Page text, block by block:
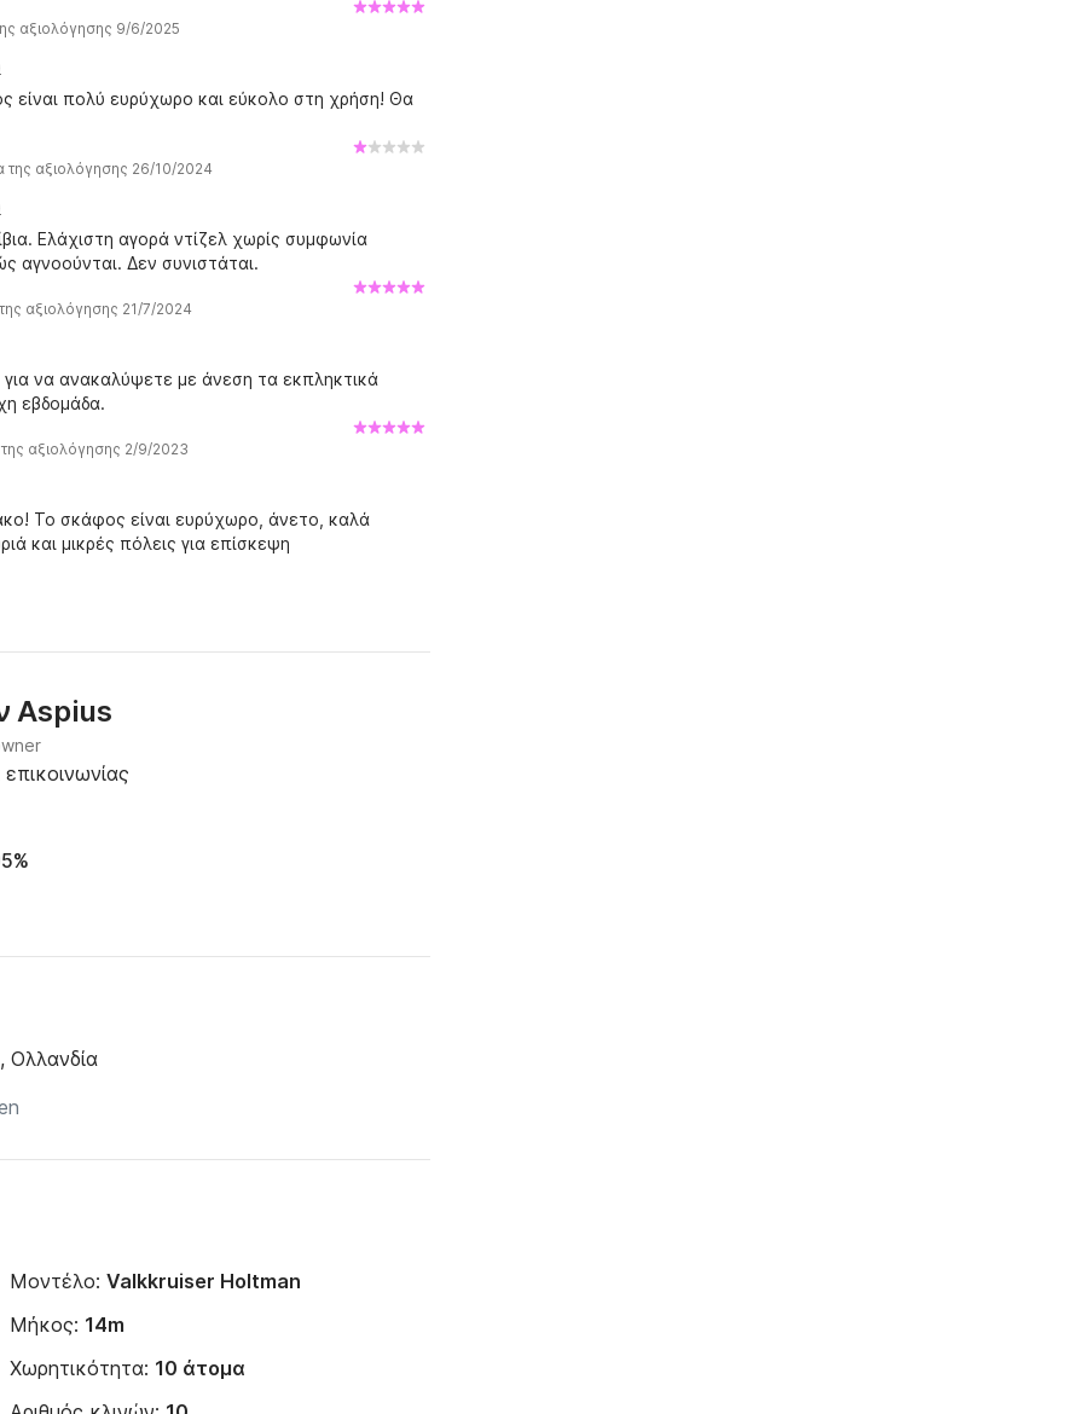
χαλασμένο και επειδή δεν υπάρχει Bluetooth ή
μουσική αν τη θέλετε. - Το ντίζελ προστίθεται
καυσίμου για μια εβδομάδα που κάλυψε
330€ (θαλάσσιο ντίζελ με πρόσθετα!). Αυτό
για ειδική τιμή ντίζελ και οι τιμές των
ό,τι στη Γερμανία. Συνολικά, καταφέραμε να
ξανά το σκάφος. Το σκάφος ήταν πολύ εύκολο
ήταν πολύ φιλικός και απλός, ειδικά
υπομονή με την γραπτή επικοινωνία εκ των
:)
αξιολόγησης 9/6/2025
πολύ ευρύχωρο και εύκολο στη χρήση! Θα
της αξιολόγησης 26/10/2024
Ελάχιστη αγορά ντίζελ χωρίς συμφωνία
αγνοούνται. Δεν συνιστάται.
αξιολόγησης 21/7/2024
να ανακαλύψετε με άνεση τα εκπληκτικά
εβδομάδα.
αξιολόγησης 2/9/2023
Το σκάφος είναι ευρύχωρο, άνετο, καλά
και μικρές πόλεις για επίσκεψη
Aspius
Ολλανδία
Μοντέλο: Valkkruiser Holtman
Μήκος: 14m
Χωρητικότητα: 10 άτομα